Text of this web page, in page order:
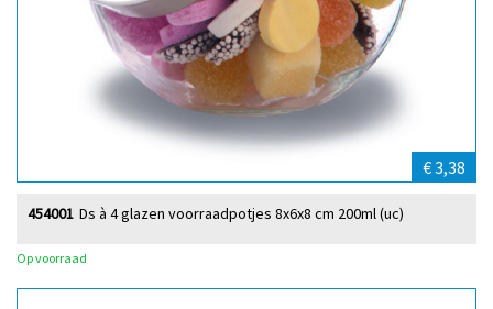
€ 3,38
Ds à 4 glazen voorraadpotjes 8x6x8 cm 200ml (uc)
454001
Op voorraad